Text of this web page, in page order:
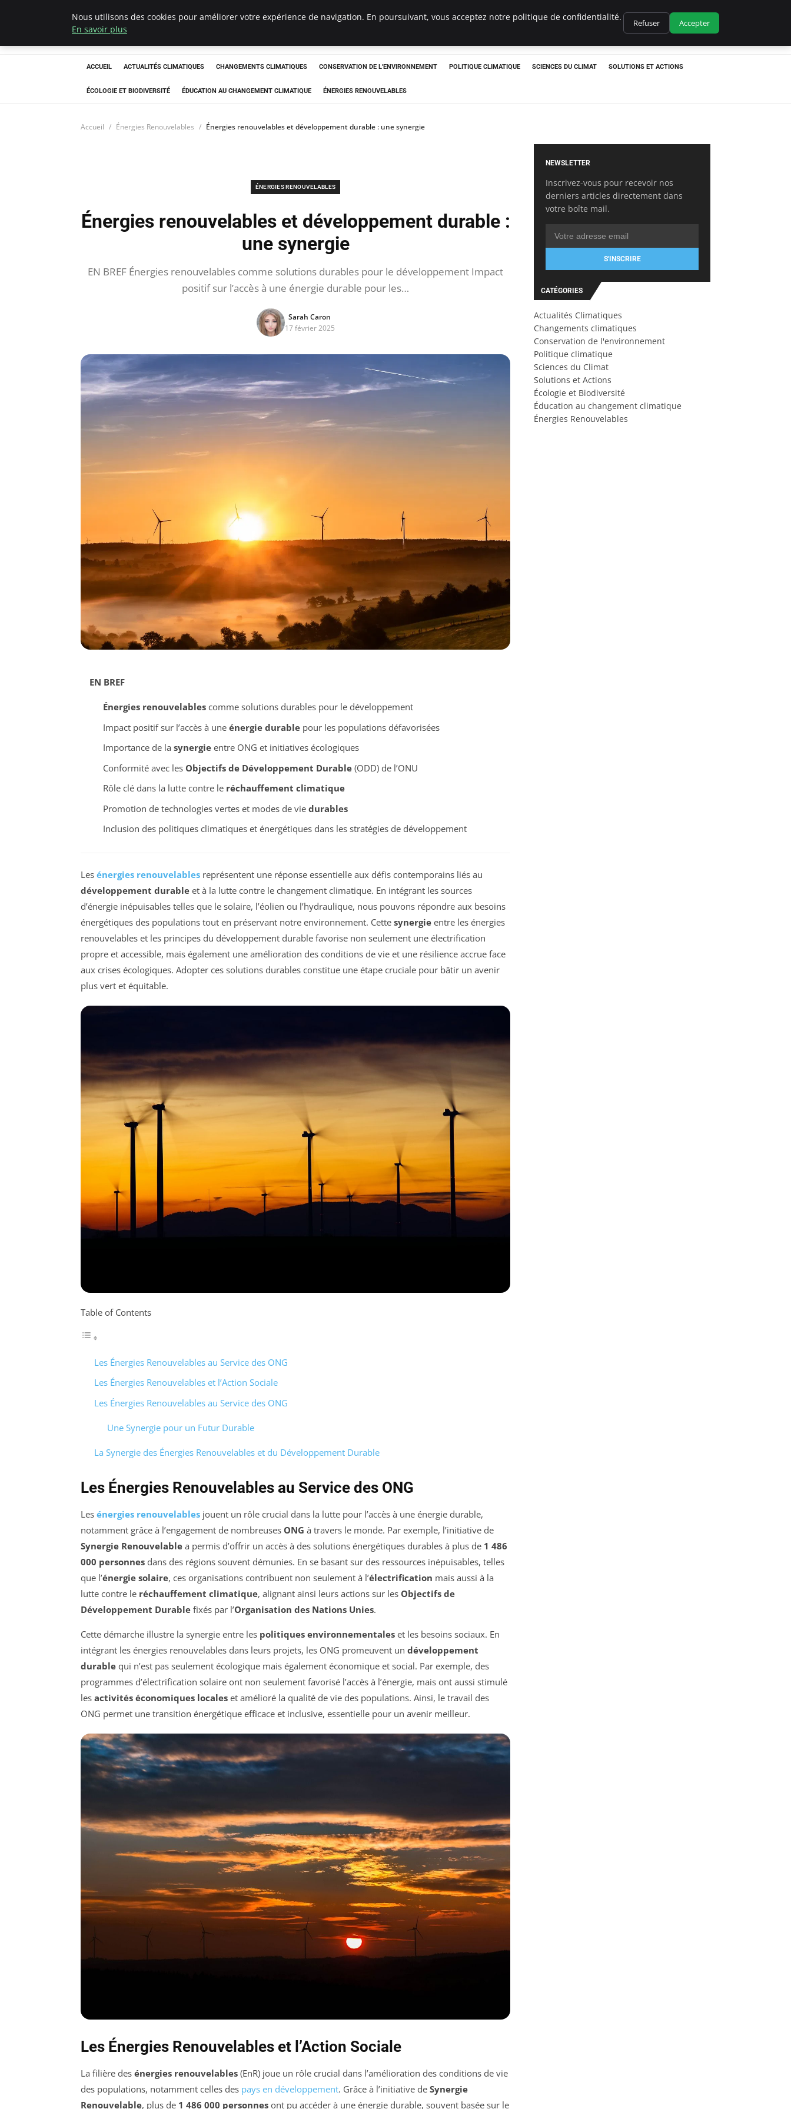
Climatedebtagents
ACCUEIL ACTUALITÉS CLIMATIQUES CHANGEMENTS CLIMATIQUES CONSERVATION DE L'ENVIRONNEMENT POLITIQUE CLIMATIQUE SCIENCES DU CLIMAT SOLUTIONS ET ACTIONS
ÉCOLOGIE ET BIODIVERSITÉ ÉDUCATION AU CHANGEMENT CLIMATIQUE ÉNERGIES RENOUVELABLES
Accueil Énergies Renouvelables Énergies renouvelables et développement durable : une synergie
ÉNERGIES RENOUVELABLES
Énergies renouvelables et développement durable :
une synergie
EN BREF Énergies renouvelables comme solutions durables pour le développement Impact
positif sur l’accès à une énergie durable pour les…
Sarah Caron
17 février 2025
EN BREF
Énergies renouvelablescomme solutions durables pour le développement
Impact positif sur l’accès à une énergie durablepour les populations défavorisées
Importance de la synergieentre ONG et initiatives écologiques
Conformité avec les Objectifs de Développement Durable(ODD) de l’ONU
Rôle clé dans la lutte contre le réchauffement climatique
Promotion de technologies vertes et modes de vie durables
Inclusion des politiques climatiques et énergétiques dans les stratégies de développement
Les énergies renouvelables représentent une réponse essentielle aux défis contemporains liés au
développement durable et à la lutte contre le changement climatique. En intégrant les sources
d’énergie inépuisables telles que le solaire, l’éolien ou l’hydraulique, nous pouvons répondre aux besoins
énergétiques des populations tout en préservant notre environnement. Cette synergie entre les énergies
renouvelables et les principes du développement durable favorise non seulement une électrification
propre et accessible, mais également une amélioration des conditions de vie et une résilience accrue face
aux crises écologiques. Adopter ces solutions durables constitue une étape cruciale pour bâtir un avenir
plus vert et équitable.
Table of Contents
Les Énergies Renouvelables au Service des ONG
Les Énergies Renouvelables et l’Action Sociale
Les Énergies Renouvelables au Service des ONG
Une Synergie pour un Futur Durable
La Synergie des Énergies Renouvelables et du Développement Durable
Les Énergies Renouvelables au Service des ONG
Les énergies renouvelables jouent un rôle crucial dans la lutte pour l’accès à une énergie durable,
notamment grâce à l’engagement de nombreuses ONG à travers le monde. Par exemple, l’initiative de
Synergie Renouvelable a permis d’offrir un accès à des solutions énergétiques durables à plus de 1 486
000 personnes dans des régions souvent démunies. En se basant sur des ressources inépuisables, telles
que l’énergie solaire, ces organisations contribuent non seulement à l’électrification mais aussi à la
lutte contre le réchauffement climatique, alignant ainsi leurs actions sur les Objectifs de
Développement Durable fixés par l’Organisation des Nations Unies.
Cette démarche illustre la synergie entre les politiques environnementales et les besoins sociaux. En
intégrant les énergies renouvelables dans leurs projets, les ONG promeuvent un développement
durable qui n’est pas seulement écologique mais également économique et social. Par exemple, des
programmes d’électrification solaire ont non seulement favorisé l’accès à l’énergie, mais ont aussi stimulé
les activités économiques locales et amélioré la qualité de vie des populations. Ainsi, le travail des
ONG permet une transition énergétique efficace et inclusive, essentielle pour un avenir meilleur.
Les Énergies Renouvelables et l’Action Sociale
La filière des énergies renouvelables (EnR) joue un rôle crucial dans l’amélioration des conditions de vie
des populations, notamment celles des pays en développement. Grâce à l’initiative de Synergie
Renouvelable, plus de 1 486 000 personnes ont pu accéder à une énergie durable, souvent basée sur le
NEWSLETTER
Inscrivez-vous pour recevoir nos
derniers articles directement dans
votre boîte mail.
S'INSCRIRE
CATÉGORIES
Actualités Climatiques
Changements climatiques
Conservation de l'environnement
Politique climatique
Sciences du Climat
Solutions et Actions
Écologie et Biodiversité
Éducation au changement climatique
Énergies Renouvelables
Nous utilisons des cookies pour améliorer votre expérience de navigation. En poursuivant, vous acceptez notre politique de confidentialité.
En savoir plus
Refuser Accepter